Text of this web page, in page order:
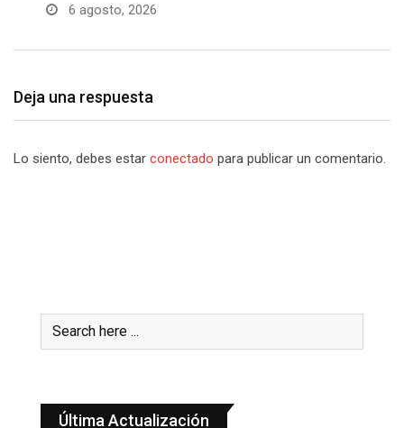
6 agosto, 2026
Deja una respuesta
Lo siento, debes estar conectado para publicar un comentario.
Última Actualización